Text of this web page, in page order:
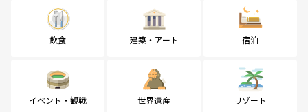
飲食 建築・アート 宿泊
イベント・観戦 世界遺産 リゾート